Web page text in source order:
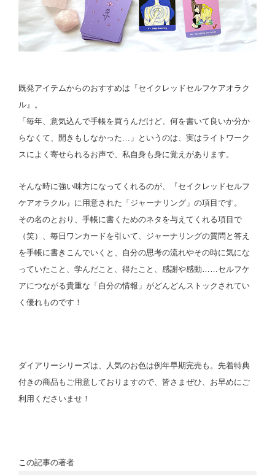
既発アイテムからのおすすめは『セイクレッドセルフケアオラク
ル』。
「毎年、意気込んで手帳を買うんだけど、何を書いて良いか分か
らなくて、開きもしなかった…」というのは、実はライトワーク
スによく寄せられるお声で、私自身も身に覚えがあります。
そんな時に強い味方になってくれるのが、『セイクレッドセルフ
ケアオラクル』に用意された「ジャーナリング」の項目です。
その名のとおり、手帳に書くためのネタを与えてくれる項目で
（笑）、毎日ワンカードを引いて、ジャーナリングの質問と答え
を手帳に書きこんでいくと、自分の思考の流れやその時に気にな
っていたこと、学んだこと、得たこと、感謝や感動……セルフケ
アにつながる貴重な「自分の情報」がどんどんストックされてい
く優れものです！
ダイアリーシリーズは、人気のお色は例年早期完売も。先着特典
付きの商品もご用意しておりますので、皆さまぜひ、お早めにご
利用くださいませ！
この記事の著者